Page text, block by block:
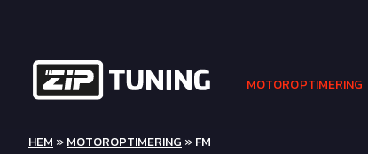
MOTOROPTIMERING
HEM »MOTOROPTIMERING » FM